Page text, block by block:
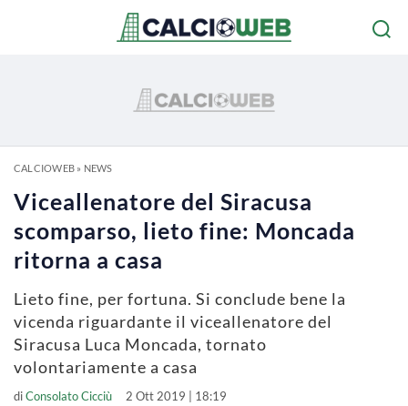
CALCIOWEB» NEWS
Viceallenatore del Siracusa
scomparso, lieto fine: Moncada
ritorna a casa
Lieto fine, per fortuna. Si conclude bene la
vicenda riguardante il viceallenatore del
Siracusa Luca Moncada, tornato
volontariamente a casa
diConsolato Cicciù 2 Ott 2019 | 18:19